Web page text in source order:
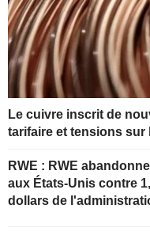
Le cuivre inscrit de
tarifaire et tensions sur
RWE : RWE abandonne l'éolien offshore
aux États-Unis contre
dollars de